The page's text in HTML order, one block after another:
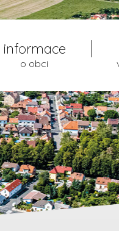
informace
o obci